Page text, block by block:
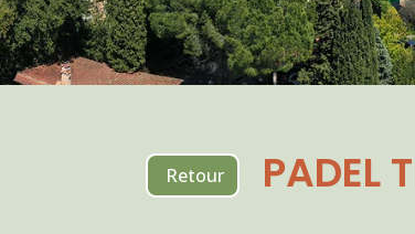
Retour PADEL